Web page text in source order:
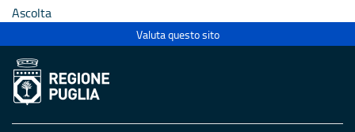
Ascolta
Valuta questo sito